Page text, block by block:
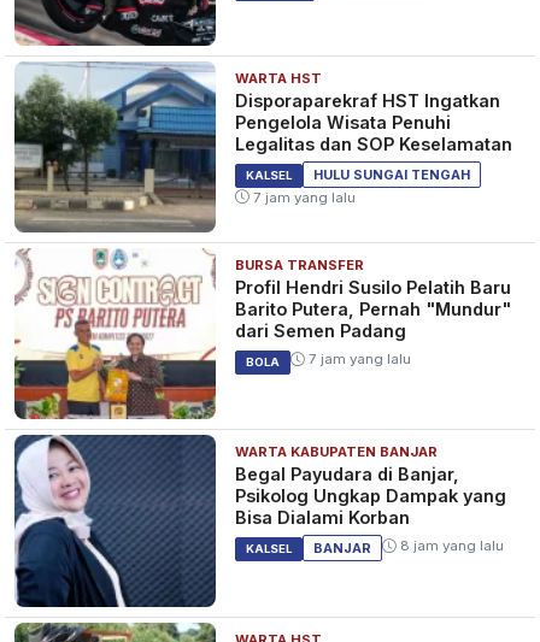
WARTA HST
Disporaparekraf HST Ingatkan
Pengelola Wisata Penuhi
Legalitas dan SOP Keselamatan
KALSEL
HULU SUNGAI TENGAH
7 jam yang lalu
BURSA TRANSFER
Profil Hendri Susilo Pelatih Baru
Barito Putera, Pernah "Mundur"
dari Semen Padang
BOLA 7 jam yang lalu
WARTA KABUPATEN BANJAR
Begal Payudara di Banjar,
Psikolog Ungkap Dampak yang
Bisa Dialami Korban
KALSEL BANJAR 8 jam yang lalu